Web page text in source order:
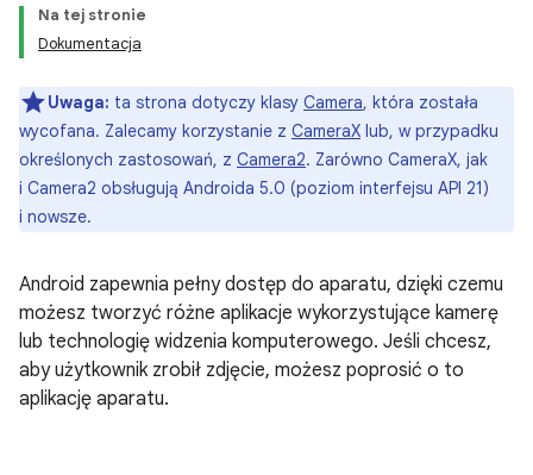
Na tej stronie
Dokumentacja
Uwaga: ta strona dotyczy klasy Camera, która została
wycofana. Zalecamy korzystanie z CameraX lub, w przypadku
określonych zastosowań, z Camera2. Zarówno CameraX, jak
i Camera2 obsługują Androida 5.0 (poziom interfejsu API 21)
i nowsze.
Android zapewnia pełny dostęp do aparatu, dzięki czemu
możesz tworzyć różne aplikacje wykorzystujące kamerę
lub technologię widzenia komputerowego. Jeśli chcesz,
aby użytkownik zrobił zdjęcie, możesz poprosić o to
aplikację aparatu.